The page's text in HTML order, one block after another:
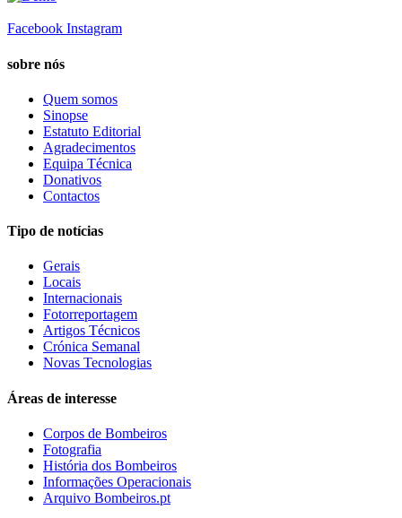
Facebook Instagram
sobre nós
Quem somos
Sinopse
Estatuto Editorial
Agradecimentos
Equipa Técnica
Donativos
Contactos
Tipo de notícias
Gerais
Locais
Internacionais
Fotorreportagem
Artigos Técnicos
Crónica Semanal
Novas Tecnologias
Áreas de interesse
Corpos de Bombeiros
Fotografia
História dos Bombeiros
Informações Operacionais
Arquivo Bombeiros.pt